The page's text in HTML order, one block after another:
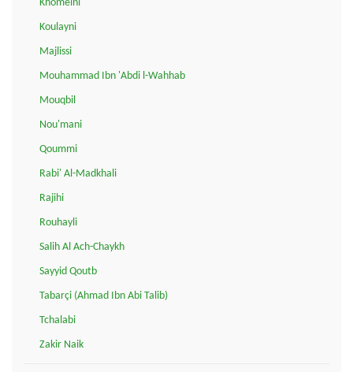
Khomeini
Koulayni
Majlissi
Mouhammad Ibn 'Abdi l-Wahhab
Mouqbil
Nou'mani
Qoummi
Rabi' Al-Madkhali
Rajihi
Rouhayli
Salih Al Ach-Chaykh
Sayyid Qoutb
Tabarçi (Ahmad Ibn Abi Talib)
Tchalabi
Zakir Naik